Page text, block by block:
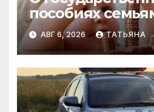
пособиях
АВГ 6, 2026 ТАТЬЯНА